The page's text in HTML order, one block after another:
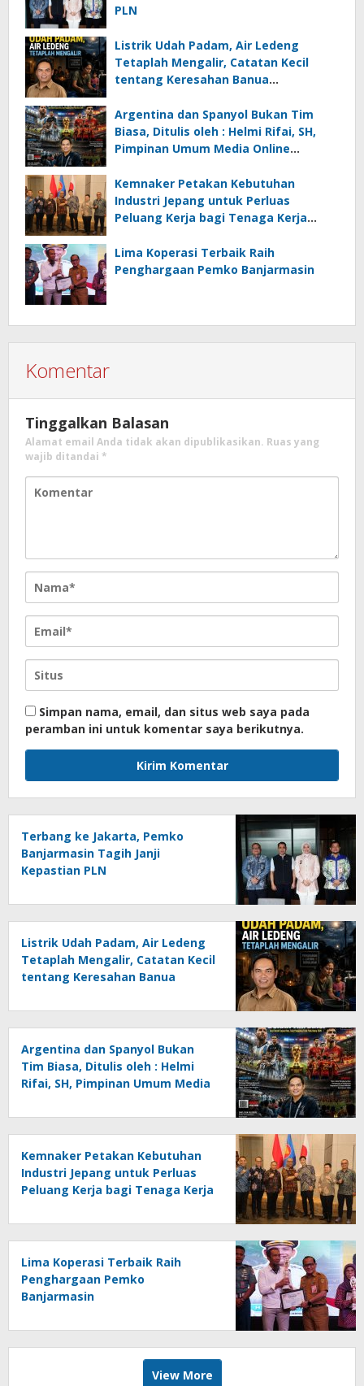
PLN
Listrik Udah Padam, Air Ledeng
Tetaplah Mengalir, Catatan Kecil
tentang Keresahan Banua
Ancaman Lingkungan, Oleh : Helmi
Rifai, SH
Argentina dan Spanyol Bukan Tim
Biasa, Ditulis oleh : Helmi Rifai, SH,
Pimpinan Umum Media Online
Kemnaker Petakan Kebutuhan
Industri Jepang untuk Perluas
Peluang Kerja bagi Tenaga Kerja
Lima Koperasi Terbaik Raih
Penghargaan Pemko Banjarmasin
Komentar
Tinggalkan Balasan
Alamat email Anda tidak akan dipublikasikan. Ruas yang
wajib ditandai *
Simpan nama, email, dan situs web saya pada
peramban ini untuk komentar saya berikutnya.
Terbang ke Jakarta, Pemko
Banjarmasin Tagih Janji
Kepastian PLN
Listrik Udah Padam, Air Ledeng
Tetaplah Mengalir, Catatan Kecil
tentang Keresahan Banua
Ancaman Lingkungan, Oleh :
Helmi Rifai, SH
Argentina dan Spanyol Bukan
Tim Biasa, Ditulis oleh : Helmi
Rifai, SH, Pimpinan Umum Media
Kemnaker Petakan Kebutuhan
Industri Jepang untuk Perluas
Peluang Kerja bagi Tenaga Kerja
Lima Koperasi Terbaik Raih
Penghargaan Pemko
Banjarmasin
View More